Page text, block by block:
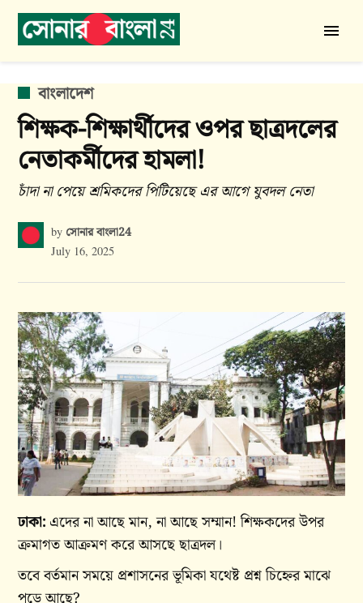
Skip
বাংলা
24
POSTED
বাংলাদেশ
শিক্ষক-শিক্ষার্থীদের ওপর ছাত্রদলের
নেতাকর্মীদের হামলা!
চাঁদা না পেয়ে শ্রমিকদের পিটিয়েছে এর আগে যুবদল নেতা
by সোনার বাংলা24
July 16, 2025
ঢাকা: এদের না আছে মান, না আছে সম্মান! শিক্ষকদের উপর
ক্রমাগত আক্রমণ করে আসছে ছাত্রদল।
তবে বর্তমান সময়ে প্রশাসনের ভূমিকা যথেষ্ট প্রশ্ন চিহ্নের মাঝে